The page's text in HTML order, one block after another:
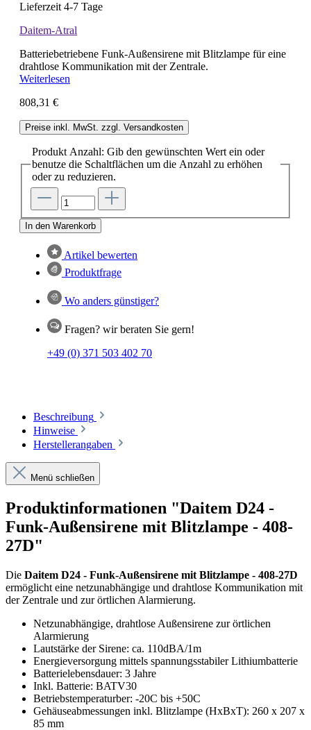
Lieferzeit 4-7 Tage
Daitem-Atral
Batteriebetriebene Funk-Außensirene mit Blitzlampe für eine
drahtlose Kommunikation mit der Zentrale.
Weiterlesen
808,31 €
Preise inkl. MwSt. zzgl. Versandkosten
Produkt Anzahl: Gib den gewünschten Wert ein oder
benutze die Schaltflächen um die Anzahl zu erhöhen
oder zu reduzieren.
In den Warenkorb
Artikel bewerten
Produktfrage
Wo anders günstiger?
Fragen? wir beraten Sie gern!
+49 (0) 371 503 402 70
Beschreibung
Hinweise
Herstellerangaben
Menü schließen
Produktinformationen "Daitem D24 -
Funk-Außensirene mit Blitzlampe - 408-
27D"
Die Daitem D24 - Funk-Außensirene mit Blitzlampe - 408-27D
ermöglicht eine netzunabhängige und drahtlose Kommunikation mit
der Zentrale und zur örtlichen Alarmierung.
Netzunabhängige, drahtlose Außensirene zur örtlichen
Alarmierung
Lautstärke der Sirene: ca. 110dBA/1m
Energieversorgung mittels spannungsstabiler Lithiumbatterie
Batterielebensdauer: 3 Jahre
Inkl. Batterie: BATV30
Betriebstemperaturber: -20C bis +50C
Gehäuseabmessungen inkl. Blitzlampe (HxBxT): 260 x 207 x
85 mm